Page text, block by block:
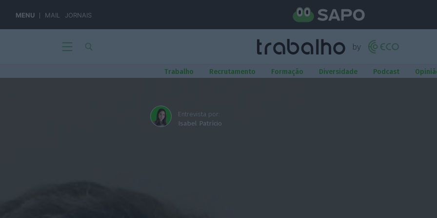
MENU MAIL JORNAIS
Trabalho Recrutamento Formação Diversidade Podcast
Entrevista por:
Isabel Patrício